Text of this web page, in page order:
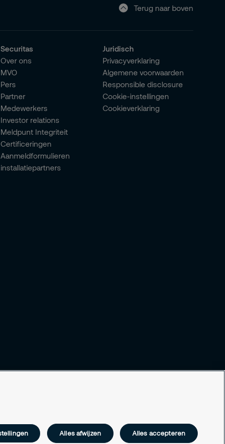
Terug naar boven
Securitas
Over ons
MVO
Pers
Partner
Medewerkers
Investor relations
Meldpunt Integriteit
Certificeringen
Aanmeldformulieren
installatiepartners
Juridisch
Privacyverklaring
Algemene voorwaarden
Responsible disclosure
Cookie-instellingen
Cookieverklaring
Alles afwijzen Alles accepteren